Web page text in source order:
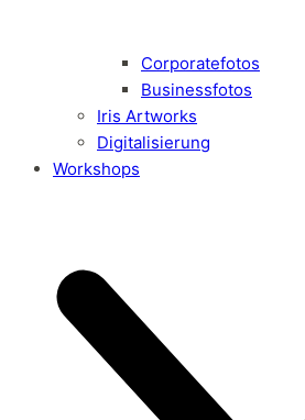
Corporatefotos
Businessfotos
Iris Artworks
Digitalisierung
Workshops